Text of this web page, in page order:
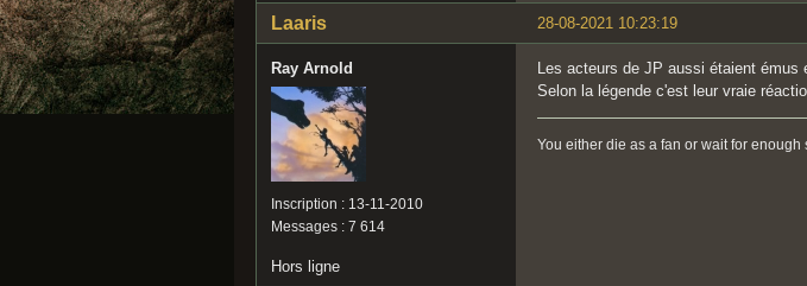
28-08-2021 10:23:19
Laaris
Ray Arnold
Inscription : 13-11-2010
Messages : 7 614
Les acteurs de JP aussi étaient émus
Selon la légende c'est leur vraie
You either die as a fan or wait for
Hors ligne